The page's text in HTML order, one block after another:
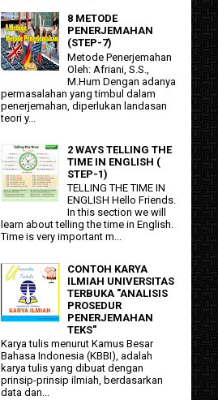
8 METODE
PENERJEMAHAN
(STEP-7)
Metode Penerjemahan
Oleh: Afriani, S.S.,
M.Hum Dengan adanya
permasalahan yang timbul dalam
penerjemahan, diperlukan landasan
teori y...
2 WAYS TELLING THE
TIME IN ENGLISH (
STEP-1)
TELLING THE TIME IN
ENGLISH Hello Friends.
In this section we will
learn about telling the time in English.
Time is very important m...
CONTOH KARYA
ILMIAH UNIVERSITAS
TERBUKA "ANALISIS
PROSEDUR
PENERJEMAHAN
TEKS"
Karya tulis menurut Kamus Besar
Bahasa Indonesia (KBBI), adalah
karya tulis yang dibuat dengan
prinsip-prinsip ilmiah, berdasarkan
data dan...